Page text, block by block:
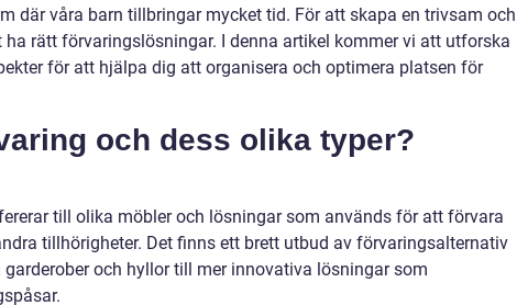
där våra barn tillbringar mycket tid. För att skapa en trivsam och
rätt förvaringslösningar. I denna artikel kommer vi att utforska
för att hjälpa dig att organisera och optimera platsen för
och dess olika typer?
till olika möbler och lösningar som används för att förvara
tillhörigheter. Det finns ett brett utbud av förvaringsalternativ
och hyllor till mer innovativa lösningar som